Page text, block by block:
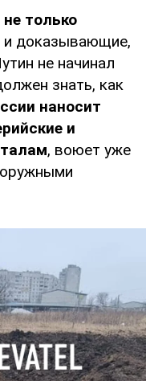
только
и доказывающие,
не начинал
знать, как
наносит
и
, воюет уже